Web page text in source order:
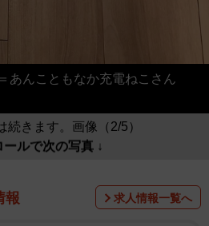
あんこともなか充電ねこさん
続きます。画像（2/5）
ールで次の写真 ↓
報 求人情報一覧へ